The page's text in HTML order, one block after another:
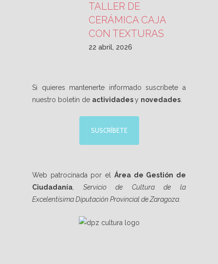
TALLER DE
CERÁMICA CAJA
CON TEXTURAS
22 abril, 2026
Si quieres mantenerte informado suscríbete a
nuestro boletín de actividadesy novedades
SUSCRÍBETE
Web patrocinada por el Área de Gestión de
Ciudadanía
Servicio de Cultura de la
Excelentísima Diputación Provincial de Zaragoza